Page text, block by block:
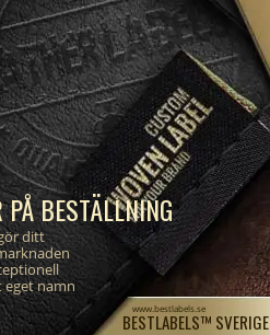
BESTLABELS™ SVERIGE
www.bestlabels.se
BESTÄLLNING
ditt
namn